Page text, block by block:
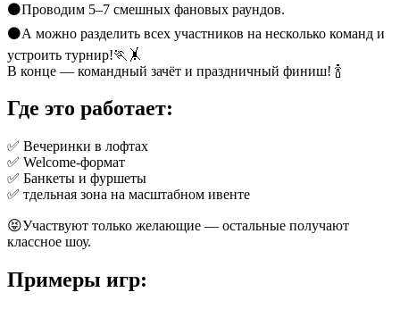
⚫️Проводим 5–7 смешных фановых раундов.
⚫️А можно разделить всех участников на несколько команд и
устроить турнир!🏃🤸
В конце — командный зачёт и праздничный финиш! 🍾
Где это работает:
✅ Вечеринки в лофтах
✅ Welcome-формат
✅ Банкеты и фуршеты
✅ тдельная зона на масштабном ивенте
😝Участвуют только желающие — остальные получают
классное шоу.
Примеры игр: